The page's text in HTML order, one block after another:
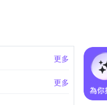
更多
更多